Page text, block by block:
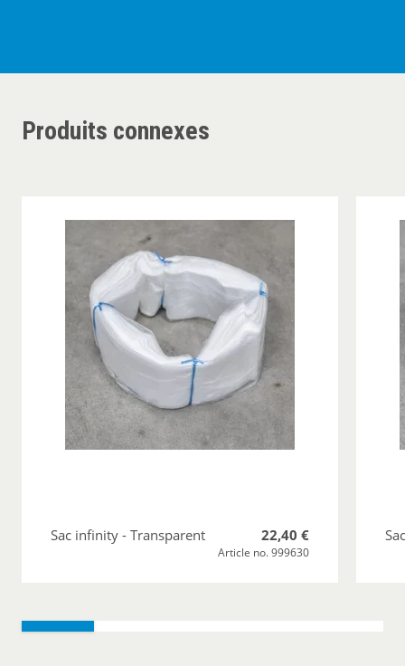
Produits connexes
Sac infinity - Transparent 22,40 €
Article no. 999630